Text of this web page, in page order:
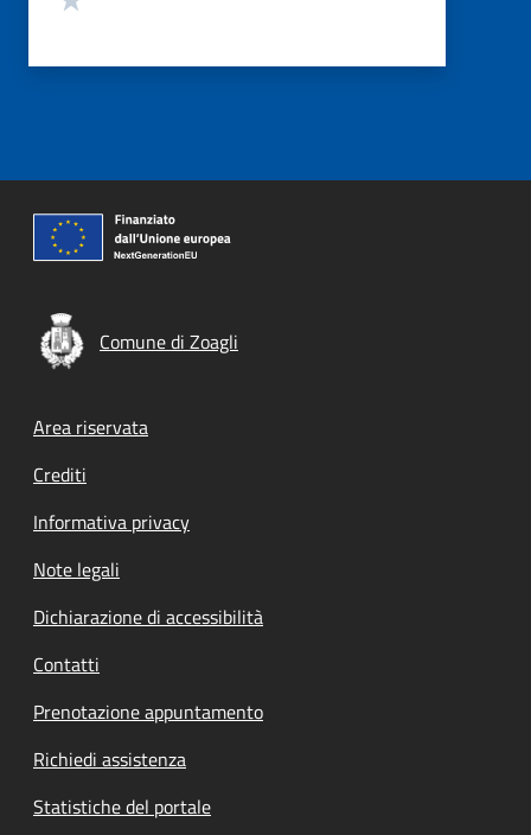
Comune di Zoagli
Footer menu
Area riservata
Crediti
Informativa privacy
Note legali
Dichiarazione di accessibilità
Contatti
Prenotazione appuntamento
Richiedi assistenza
Statistiche del portale